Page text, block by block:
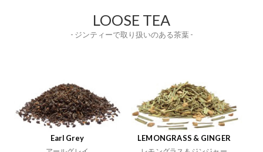
LOOSE TEA
- ジンティーで取り扱いのある茶葉 -
Earl Grey LEMONGRASS & GINGER